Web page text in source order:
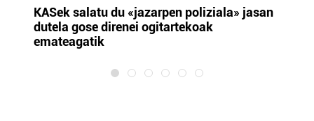
KASek salatu du «jazarpen poliziala» jasan
dutela gose direnei ogitartekoak
emateagatik